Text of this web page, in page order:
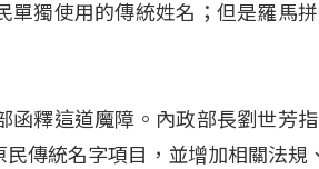
單獨使用的傳統姓名；但是羅馬
函釋這道魔障。內政部長劉世芳
傳統名字項目，並增加相關法規